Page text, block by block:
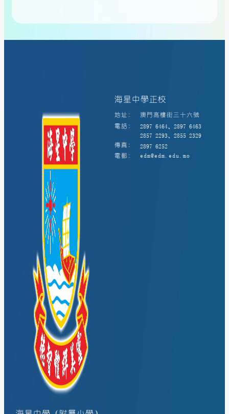
海星中學正校
地址:
澳門高樓街三十六號
電話:
2897 6464、2897 6463
2857 2293、2855 2329
傳真:
2897 6252
電郵:
edm@edm.edu.mo